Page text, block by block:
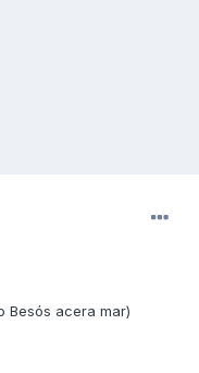
Besós acera mar)